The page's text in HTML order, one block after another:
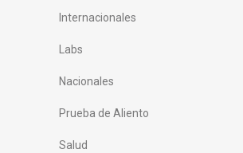
Internacionales
Labs
Nacionales
Prueba de Aliento
Salud